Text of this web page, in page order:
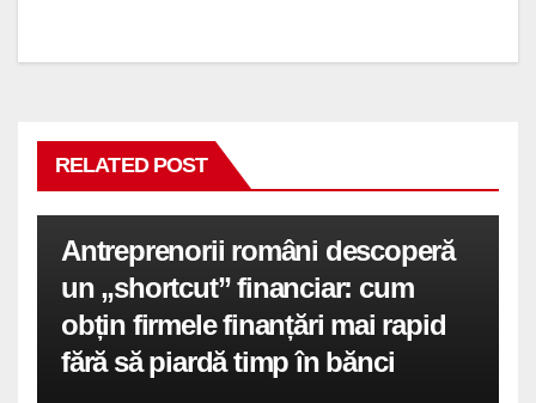
RELATED POST
Antreprenorii români descoperă
un „shortcut” financiar: cum
obțin firmele finanțări mai rapid
fără să piardă timp în bănci